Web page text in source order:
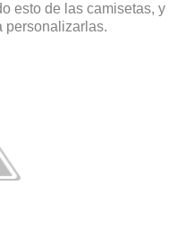
esto de las camisetas, y
personalizarlas.